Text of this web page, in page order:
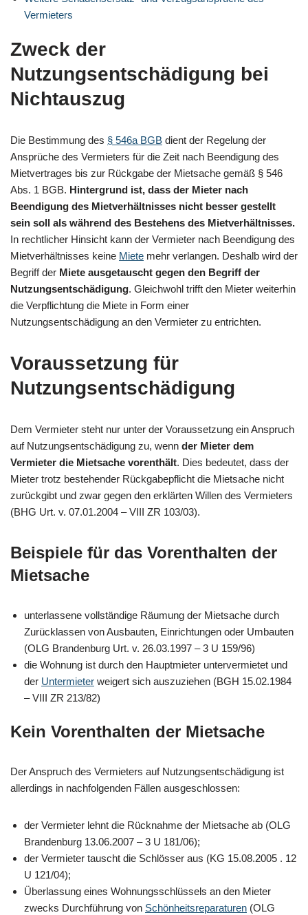
Vermieters
Zweck der
Nutzungsentschädigung bei
Nichtauszug
Die Bestimmung des § 546a BGB dient der Regelung der
Ansprüche des Vermieters für die Zeit nach Beendigung des
Mietvertrages bis zur Rückgabe der Mietsache gemäß § 546
Abs. 1 BGB. Hintergrund ist, dass der Mieter nach
Beendigung des Mietverhältnisses nicht besser gestellt
sein soll als während des Bestehens des Mietverhältnisses.
In rechtlicher Hinsicht kann der Vermieter nach Beendigung des
Mietverhältnisses keine Miete mehr verlangen. Deshalb wird der
Begriff der Miete ausgetauscht gegen den Begriff der
Nutzungsentschädigung. Gleichwohl trifft den Mieter weiterhin
die Verpflichtung die Miete in Form einer
Nutzungsentschädigung an den Vermieter zu entrichten.
Voraussetzung für
Nutzungsentschädigung
Dem Vermieter steht nur unter der Voraussetzung ein Anspruch
auf Nutzungsentschädigung zu, wenn der Mieter dem
Vermieter die Mietsache vorenthält. Dies bedeutet, dass der
Mieter trotz bestehender Rückgabepflicht die Mietsache nicht
zurückgibt und zwar gegen den erklärten Willen des Vermieters
(BHG Urt. v. 07.01.2004 – VIII ZR 103/03).
Beispiele für das Vorenthalten der
Mietsache
unterlassene vollständige Räumung der Mietsache durch
Zurücklassen von Ausbauten, Einrichtungen oder Umbauten
(OLG Brandenburg Urt. v. 26.03.1997 – 3 U 159/96)
die Wohnung ist durch den Hauptmieter untervermietet und
der Untermieter weigert sich auszuziehen (BGH 15.02.1984
– VIII ZR 213/82)
Kein Vorenthalten der Mietsache
Der Anspruch des Vermieters auf Nutzungsentschädigung ist
allerdings in nachfolgenden Fällen ausgeschlossen:
der Vermieter lehnt die Rücknahme der Mietsache ab (OLG
Brandenburg 13.06.2007 – 3 U 181/06);
der Vermieter tauscht die Schlösser aus (KG 15.08.2005 . 12
U 121/04);
Überlassung eines Wohnungsschlüssels an den Mieter
zwecks Durchführung von Schönheitsreparaturen (OLG